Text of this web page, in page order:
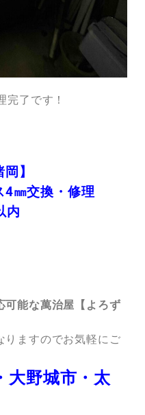
完了です！
】
4㎜交換・修理
内
可能な萬治屋【よろず
りますのでお気軽にご
大野城市・太